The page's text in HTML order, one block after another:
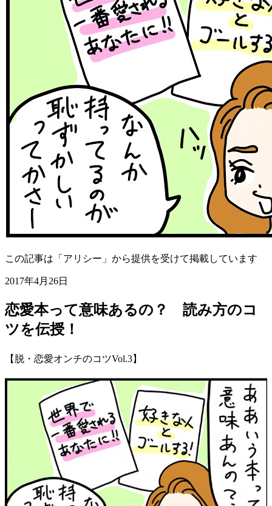
この記事は「アリシー」から提供を受けて掲載しています
2017年4月26日
恋愛本って意味あるの？ 読み方のコ
ツを伝授！
【脱・恋愛オンチのコツVol.3】